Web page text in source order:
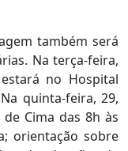
também será
Na terça-feira,
no Hospital
quinta-feira, 29,
Cima das 8h às
orientação sobre